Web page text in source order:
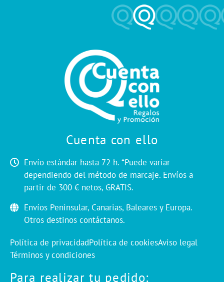
Cuenta con ello
Envío estándar hasta 72 h. *Puede variar
dependiendo del método de marcaje. Envíos a
partir de 300 € netos, GRATIS.
Envíos Peninsular, Canarias, Baleares y Europa.
Otros destinos contáctanos.
Política de privacidadPolítica de cookiesAviso legal
Términos y condiciones
Para realizar tu pedido: